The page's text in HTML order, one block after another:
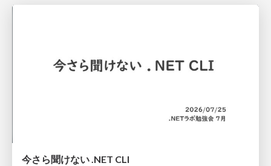
今さら聞けない .NET CLI